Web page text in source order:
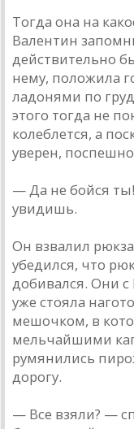
Тогда она на
Валентин
действительно
нему, положила
ладонями по
этого тогда не
колеблется, а
уверен, поспешно
— Да не бойся
увидишь.
Он взвалил
убедился, что
добивался. Они
уже стояла
мешочком, в
мельчайшими
румянились
дорогу.
— Все взяли? —